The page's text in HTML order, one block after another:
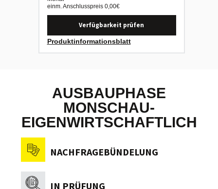
einm. Anschlusspreis 0,00€
Verfügbarkeit prüfen
Produktinformationsblatt
AUSBAUPHASE
MONSCHAU-
EIGENWIRTSCHAFTLICH
NACHFRAGEBÜNDELUNG
IN PRÜFUNG